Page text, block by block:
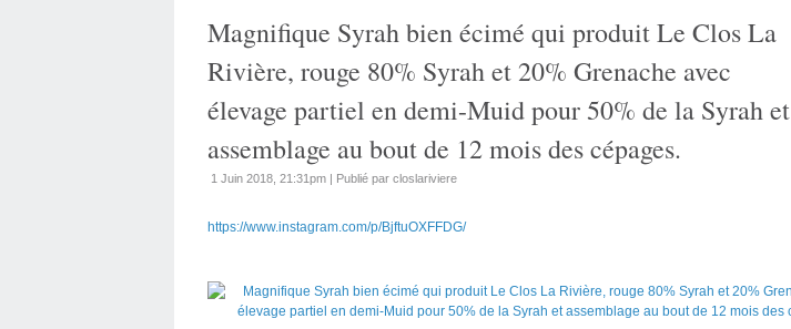
Magnifique Syrah bien écimé qui produit Le Clos La
Rivière, rouge 80% Syrah et 20% Grenache avec
élevage partiel en demi-Muid pour 50% de la Syrah et
assemblage au bout de 12 mois des cépages.
1 Juin 2018, 21:31pm | Publié par closlariviere
https://www.instagram.com/p/BjftuOXFFDG/